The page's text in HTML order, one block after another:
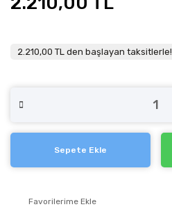
2.210,00 TL den başlayan taksitlerle!
Sepete Ekle